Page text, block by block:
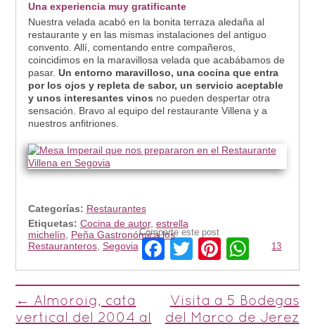
Una experiencia muy gratificante
Nuestra velada acabó en la bonita terraza aledaña al
restaurante y en las mismas instalaciones del antiguo
convento. Allí, comentando entre compañeros,
coincidimos en la maravillosa velada que acabábamos de
pasar. Un entorno maravilloso, una cocina que entra
por los ojos y repleta de sabor, un servicio aceptable
y unos interesantes vinos no pueden despertar otra
sensación. Bravo al equipo del restaurante Villena y a
nuestros anfitriones.
Categorías: Restaurantes
Etiquetas: Cocina de autor, estrella
michelín, Peña Gastronómica los
Restauranteros, Segovia
Comparte este post
Facebook
TwitterPinterest
13
Post navigation
←
Almoroig, cata
vertical del 2004 al
Visita a 5 Bodegas
del Marco de Jerez